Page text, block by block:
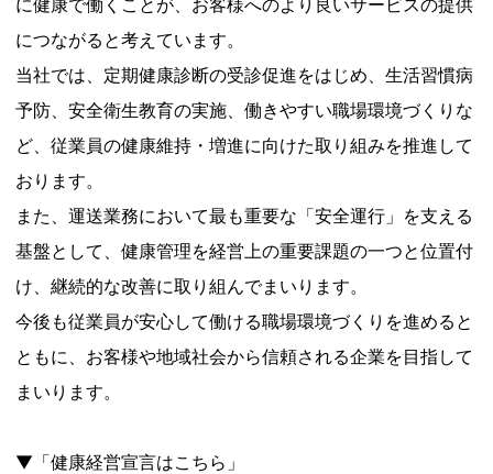
に健康で働くことが、お客様へのより良いサービスの提供
につながると考えています。
当社では、定期健康診断の受診促進をはじめ、生活習慣病
予防、安全衛生教育の実施、働きやすい職場環境づくりな
ど、従業員の健康維持・増進に向けた取り組みを推進して
おります。
また、運送業務において最も重要な「安全運行」を支える
基盤として、健康管理を経営上の重要課題の一つと位置付
け、継続的な改善に取り組んでまいります。
今後も従業員が安心して働ける職場環境づくりを進めると
ともに、お客様や地域社会から信頼される企業を目指して
まいります。
▼「健康経営宣言はこちら」